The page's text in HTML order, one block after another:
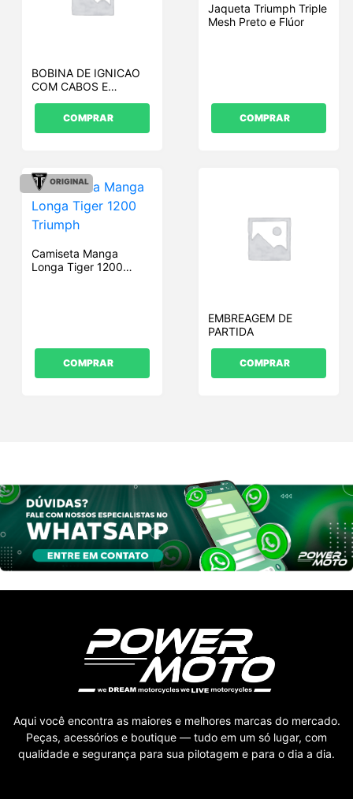
BOBINA DE IGNICAO
COM CABOS E
COMPRAR
Jaqueta Triumph Triple
Mesh Preto e Flúor
COMPRAR
ORIGINAL
Camiseta Manga
Longa Tiger 1200
COMPRAR
EMBREAGEM DE
PARTIDA
COMPRAR
Aqui você encontra as maiores e melhores marcas do mercado.
Peças, acessórios e boutique — tudo em um só lugar, com
qualidade e segurança para sua pilotagem e para o dia a dia.